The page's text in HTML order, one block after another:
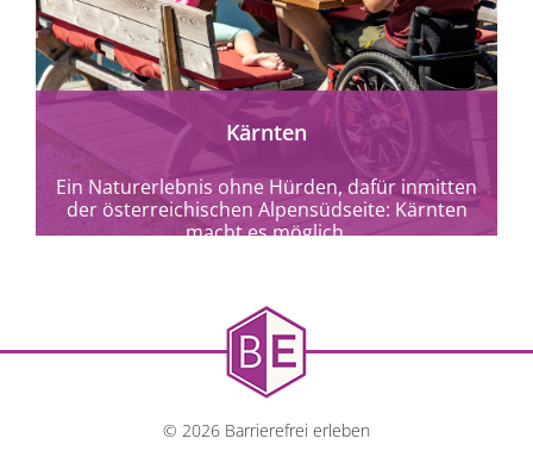
mehr erfahren
Kärnten
Ein Naturerlebnis ohne Hürden, dafür inmitten
der österreichischen Alpensüdseite: Kärnten
macht es möglich.
© 2026 Barrierefrei erleben